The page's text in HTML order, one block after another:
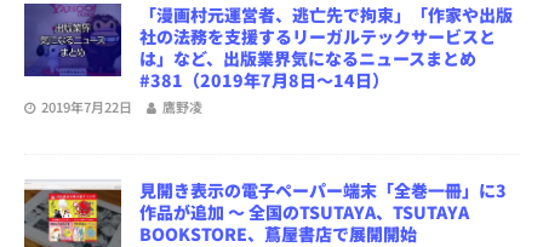
「漫画村元運営者、逃亡先で拘束」「作家や出版
社の法務を支援するリーガルテックサービスと
は」など、出版業界気になるニュースまとめ
#381（2019年7月8日～14日）
2019年7月22日 鷹野凌
見開き表示の電子ペーパー端末「全巻一冊」に3
作品が追加 〜 全国のTSUTAYA、TSUTAYA
BOOKSTORE、蔦屋書店で展開開始